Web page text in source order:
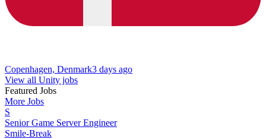
Copenhagen, Denmark3 days ago
View all Unity jobs
Featured Jobs
More Jobs
S
Senior Game Server Engineer
Smile-Break